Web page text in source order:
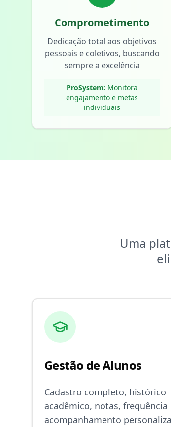
Comprometimento
Dedicação total aos objetivos
pessoais e coletivos, buscando
sempre a excelência
ProSystem: Monitora
engajamento e metas
individuais
Uma
Gestão de Alunos
Cadastro completo, histórico
acadêmico, notas, frequência
acompanhamento